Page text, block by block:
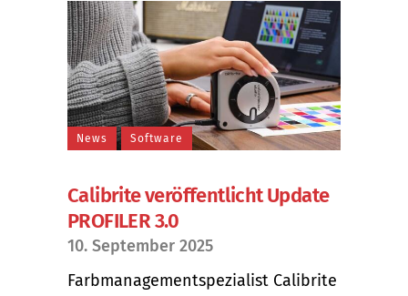
News Software
Calibrite veröffentlicht Update
PROFILER 3.0
10. September 2025
Farbmanagementspezialist Calibrite